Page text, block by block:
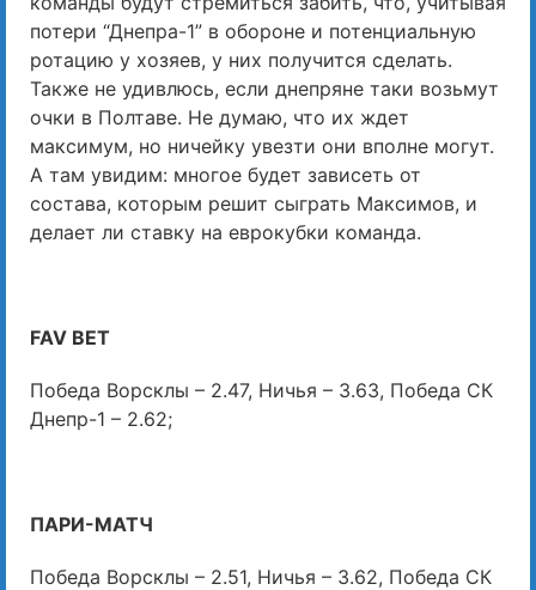
потери “Днепра-1” в обороне и потенциальную
ротацию у хозяев, у них получится сделать.
Также не удивлюсь, если днепряне таки возьмут
очки в Полтаве. Не думаю, что их ждет
максимум, но ничейку увезти они вполне могут.
А там увидим: многое будет зависеть от
состава, которым решит сыграть Максимов, и
делает ли ставку на еврокубки команда.
FAV BET
Победа Ворсклы – 2.47, Ничья – 3.63, Победа СК
Днепр-1 – 2.62;
ПАРИ-МАТЧ
Победа Ворсклы – 2.51, Ничья – 3.62, Победа СК